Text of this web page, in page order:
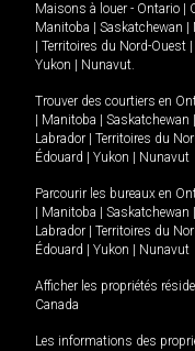
Maisons à louer - Ontario
Manitoba
Saskatchewan
Territoires du Nord-Ouest
Yukon
Nunavut.
Trouver des courtiers en
Manitoba Saskatchewan
Labrador
Territoires du
Édouard
Yukon Nunavut
Parcourir les bureaux en
Manitoba Saskatchewan
Labrador
Territoires du
Édouard
Yukon Nunavut
Afficher les propriétés
Canada
Les informations des